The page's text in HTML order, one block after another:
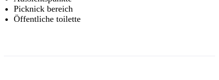
Picknick bereich
Öffentliche toilette